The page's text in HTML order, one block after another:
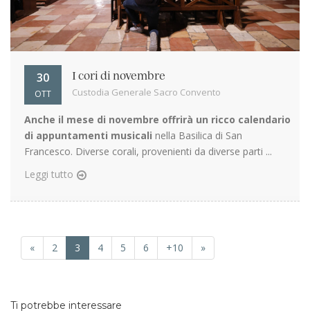
30
OTT
I cori di novembre
Custodia Generale Sacro Convento
Anche il mese di novembre offrirà un ricco calendario
di appuntamenti musicali nella Basilica di San
Francesco. Diverse corali, provenienti da diverse parti ...
Leggi tutto
« 2 3 4 5 6 +10 »
Ti potrebbe interessare